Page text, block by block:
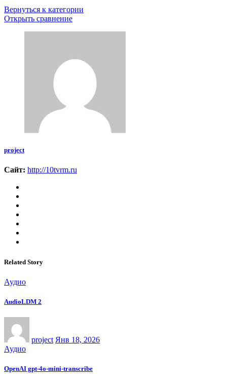
Вернуться к категории
Открыть сравнение
project
Сайт: http://10tvrm.ru
Related Story
Аудио
AudioLDM 2
project Янв 18, 2026
Аудио
OpenAI gpt‑4o‑mini‑transcribe